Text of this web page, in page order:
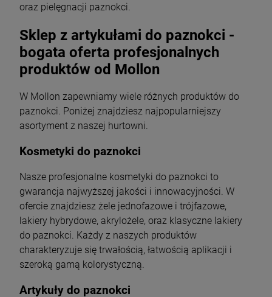
oraz pielęgnacji paznokci.
Sklep z artykułami do paznokci -
bogata oferta profesjonalnych
produktów od Mollon
W Mollon zapewniamy wiele różnych produktów do
paznokci. Poniżej znajdziesz najpopularniejszy
asortyment z naszej hurtowni.
Kosmetyki do paznokci
Nasze profesjonalne kosmetyki do paznokci to
gwarancja najwyższej jakości i innowacyjności. W
ofercie znajdziesz żele jednofazowe i trójfazowe,
lakiery hybrydowe, akrylożele, oraz klasyczne lakiery
do paznokci. Każdy z naszych produktów
charakteryzuje się trwałością, łatwością aplikacji i
szeroką gamą kolorystyczną.
Artykuły do paznokci